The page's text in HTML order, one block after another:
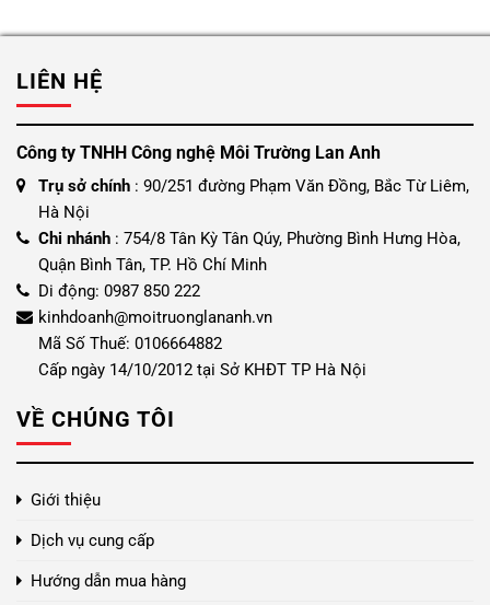
49,000₫.
LIÊN HỆ
Công ty TNHH Công nghệ Môi Trường Lan Anh
Trụ sở chính : 90/251 đường Phạm Văn Đồng, Bắc Từ Liêm,
Hà Nội
Chi nhánh : 754/8 Tân Kỳ Tân Qúy, Phường Bình Hưng Hòa,
Quận Bình Tân, TP. Hồ Chí Minh
Di động: 0987 850 222
kinhdoanh@moitruonglananh.vn
Mã Số Thuế: 0106664882
Cấp ngày 14/10/2012 tại Sở KHĐT TP Hà Nội
VỀ CHÚNG TÔI
Giới thiệu
Dịch vụ cung cấp
Hướng dẫn mua hàng